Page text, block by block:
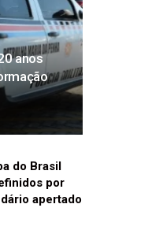
anos
do Brasil
por
apertado